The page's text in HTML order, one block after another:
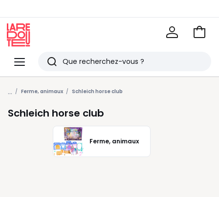
Menu
Redoute
Rechercher
Derniers
articles
vus
Voir
... Ferme, animaux Schleich horse club
Schleich horse club
Ferme, animaux